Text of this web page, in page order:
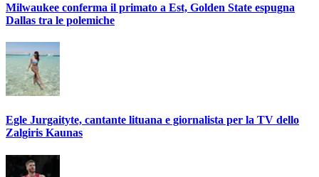
Milwaukee conferma il primato a Est, Golden State espugna
Dallas tra le polemiche
Egle Jurgaityte, cantante lituana e giornalista per la TV dello
Zalgiris Kaunas